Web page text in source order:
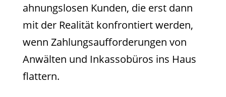
ahnungslosen Kunden, die erst dann
mit der Realität konfrontiert werden,
wenn Zahlungsaufforderungen von
Anwälten und Inkassobüros ins Haus
flattern.